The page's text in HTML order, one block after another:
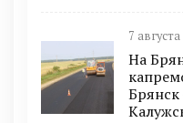
7
На
Брянск